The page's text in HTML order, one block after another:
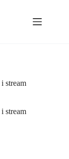
stream
stream